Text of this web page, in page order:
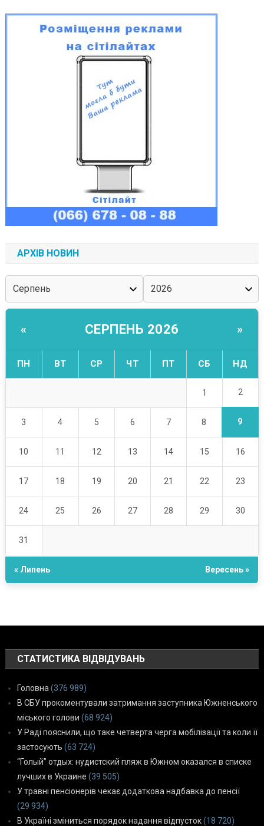
АРХІВ НОВИН
« СЕРПЕНЬ 2026 »
ПН ВТ СР ЧТ ПТ СБ НД
1 2
3 4 5 6 7 8 9
10 11 12 13 14 15 16
17 18 19 20 21 22 23
24 25 26 27 28 29 30
31
« Липень Вересень »
СТАТИСТИКА ВІДВІДУВАНЬ
Головна (376 989)
В СБУ прокоментували затримання заступника Южненського
міського голови (68 924)
У Раді пояснили, що таке четверта черга мобілізації та коли її
застосують (63 724)
“Голый” отдых: нудистский пляж в Южном оказался в списке
лучших в Украине (39 505)
У травні пенсіонерів чекає додаткова надбавка до пенсії
(29 934)
В Україні зміниться порядок надання відпусток(18 720)